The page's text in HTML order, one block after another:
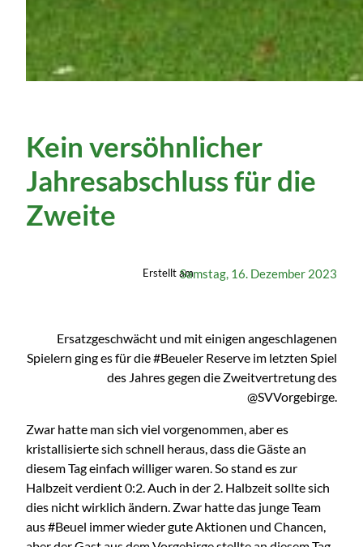
Kein versöhnlicher
Jahresabschluss für die
Zweite
Erstellt amSamstag, 16. Dezember 2023
Ersatzgeschwächt und mit einigen angeschlagenen
Spielern ging es für die #Beueler Reserve im letzten Spiel
des Jahres gegen die Zweitvertretung des
@SVVorgebirge.
Zwar hatte man sich viel vorgenommen, aber es
kristallisierte sich schnell heraus, dass die Gäste an
diesem Tag einfach williger waren. So stand es zur
Halbzeit verdient 0:2. Auch in der 2. Halbzeit sollte sich
dies nicht wirklich ändern. Zwar hatte das junge Team
aus #Beuel immer wieder gute Aktionen und Chancen,